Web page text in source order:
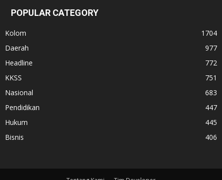
POPULAR CATEGORY
Kolom
1704
Daerah
977
Headline
772
KKSS
751
Nasional
683
Pendidikan
447
Hukum
445
Bisnis
406